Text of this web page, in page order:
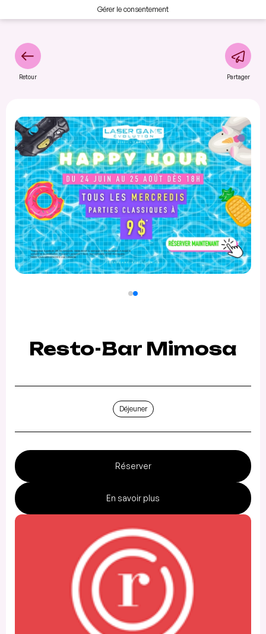
Gérer le consentement
Retour Partager
Resto-Bar Mimosa
Déjeuner
Réserver
En savoir plus